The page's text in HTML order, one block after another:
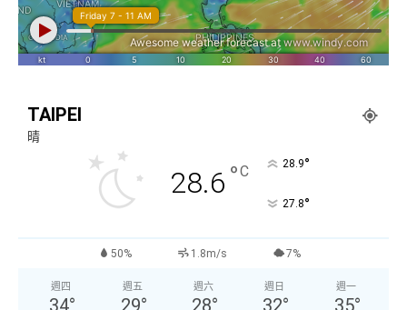
TAIPEI
晴
28.6 °C 28.9°
27.8°
50% 1.8m/s 7%
週四
34°
週五
29°
週六
28°
週日
32°
週一
35°